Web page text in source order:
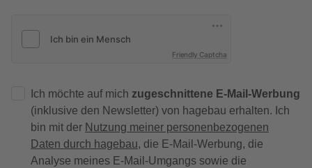
Friendly Captcha
Ich möchte auf mich zugeschnittene E-Mail-Werbung
(inklusive den Newsletter) von hagebau erhalten. Ich
bin mit der Nutzung meiner personenbezogenen
Daten durch hagebau, die E-Mail-Werbung, die
Analyse meines E-Mail-Umgangs sowie die